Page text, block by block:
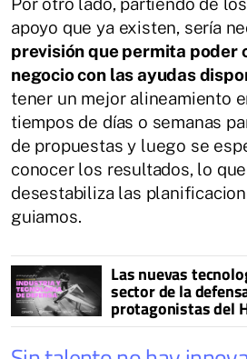
apoyo que ya existen, sería
previsión que permita poder
negocio con las ayudas
tener un mejor alineamiento
tiempos de días o semanas
de propuestas y luego se
conocer los resultados, lo
desestabiliza las
guiamos.
Las nuevas
sector de la
protagonistas del